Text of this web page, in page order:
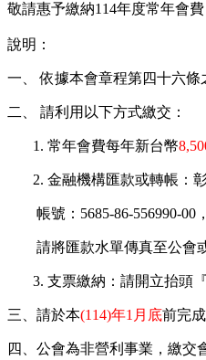
敬請惠予繳納114年度常年會費
說明：
一、 依據本會章程第四十六條
二、 請利用以下方式繳交：
1. 常年會費每年新台幣
2. 金融機構匯款或轉帳：
帳號：5685-86-556990-00
請將匯款水單傳真至公會
3. 支票繳納：請開立抬頭『
三、請於本(114)年1月底前完成
四、公會為非營利事業，繳交